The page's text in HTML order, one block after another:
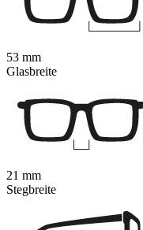
53 mm
Glasbreite
21 mm
Stegbreite